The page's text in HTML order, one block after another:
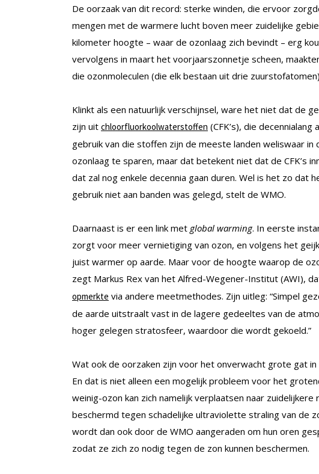
De oorzaak van dit record: sterke winden, die ervoor
mengen met de warmere lucht boven meer zuidelijke
kilometer hoogte – waar de ozonlaag zich bevindt – erg
vervolgens in maart het voorjaarszonnetje scheen,
die ozonmoleculen (die elk bestaan uit drie
Klinkt als een natuurlijk verschijnsel, ware het niet dat de
zijn uit chloorfluorkoolwaterstoffen (CFK’s), die
gebruik van die stoffen zijn de meeste landen weliswaar
ozonlaag te sparen, maar dat betekent niet dat de CFK’s
dat zal nog enkele decennia gaan duren. Wel is het zo dat
gebruik niet aan banden was gelegd, stelt de WMO.
Daarnaast is er een link met global warming. In eerste
zorgt voor meer vernietiging van ozon, en volgens het
juist warmer op aarde. Maar voor de hoogte waarop de
zegt Markus Rex van het Alfred-Wegener-Institut (AWI),
opmerkte via andere meetmethodes. Zijn uitleg: “Simpel
de aarde uitstraalt vast in de lagere gedeeltes van de
hoger gelegen stratosfeer, waardoor die wordt gekoeld.”
Wat ook de oorzaken zijn voor het onverwacht grote gat
En dat is niet alleen een mogelijk probleem voor het
weinig-ozon kan zich namelijk verplaatsen naar
beschermd tegen schadelijke ultraviolette straling van de
wordt dan ook door de WMO aangeraden om hun oren
zodat ze zich zo nodig tegen de zon kunnen beschermen.